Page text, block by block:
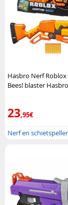
Hasbro Nerf
Bees! blaster Hasbro
23,95€
Nerf en